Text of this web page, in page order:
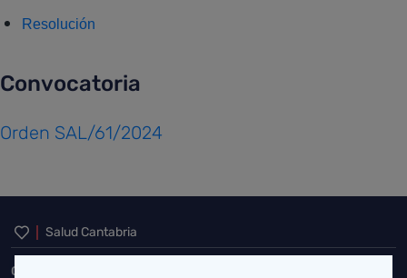
Resolución
Convocatoria
Orden SAL/61/2024
Inicio del pie de página
Salud Cantabria
Consejería de Salud